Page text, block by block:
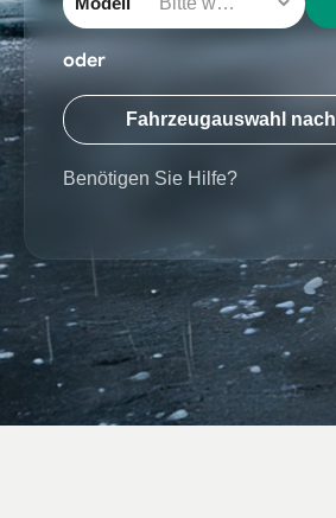
oder
Fahrzeugauswahl
Benötigen Sie Hilfe?